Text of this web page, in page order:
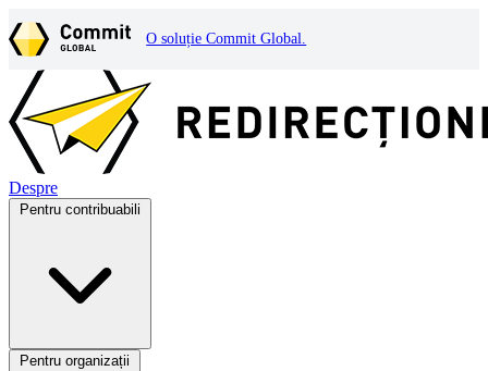
O soluție Commit Global.
Despre
Pentru contribuabili
Pentru organizații